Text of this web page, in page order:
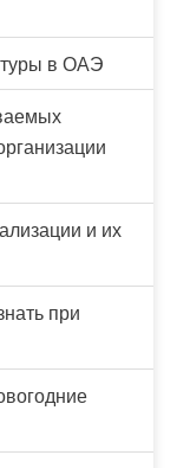
туры в ОАЭ
и их
при